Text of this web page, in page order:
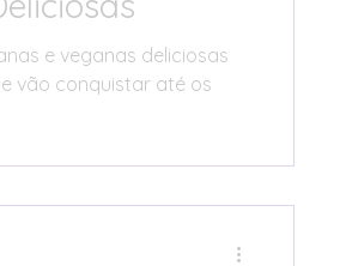
Cozinha Familiar
Real
e veganas deliciosas
vão conquistar até os